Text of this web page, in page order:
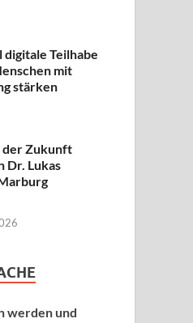
Teilhabe
mit
stärken
der Zukunft
Dr. Lukas
werden und